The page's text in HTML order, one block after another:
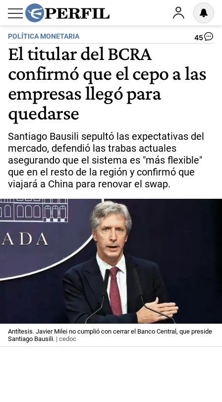
POLÍTICA MONETARIA 45
El titular del BCRA
confirmó que el cepo a las
empresas llegó para
quedarse
Santiago Bausili sepultó las expectativas del
mercado, defendió las trabas actuales
asegurando que el sistema es "más flexible"
que en el resto de la región y confirmó que
viajará a China para renovar el swap.
Antítesis. Javier Milei no cumplió con cerrar el Banco Central, que preside
Santiago Bausili. | cedoc